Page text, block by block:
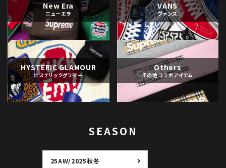
New Era
ニューエラ
VANS
ヴァンズ
HYSTERIC GLAMOUR
ヒステリックグラマー
Others
その他コラボアイテム
SEASON
25AW/2025秋冬